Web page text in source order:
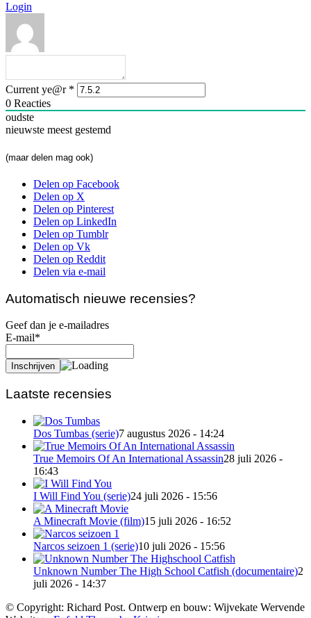
Login
Current ye@r *
0 Reacties
oudste
nieuwste meest gestemd
(maar delen mag ook)
Delen op Facebook
Delen op X
Delen op Pinterest
Delen op LinkedIn
Delen op Tumblr
Delen op Vk
Delen op Reddit
Delen via e-mail
Automatisch nieuwe recensies?
Geef dan je e-mailadres
E-mail*
Laatste recensies
Dos Tumbas (serie)7 augustus 2026 - 14:24
True Memoirs Of An International Assassin28 juli 2026 -
16:43
I Will Find You (serie)24 juli 2026 - 15:56
A Minecraft Movie (film)15 juli 2026 - 16:52
Narcos seizoen 1 (serie)10 juli 2026 - 15:56
Unknown Number The High School Catfish (documentaire)2
juli 2026 - 14:37
© Copyright: Richard Post. Ontwerp en bouw: Wijvekate Wervende